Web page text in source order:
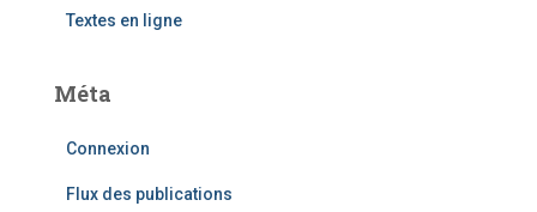
Textes en ligne
Méta
Connexion
Flux des publications